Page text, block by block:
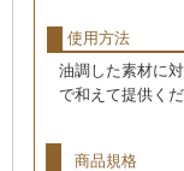
使用方法
油調した素材に
で和えて提供くだ
商品規格